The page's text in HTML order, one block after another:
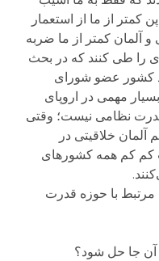
کمتر از ما از استعمار
آلمان کمتر از ما ضربه
را طی کنند که در بحث
کشور عضو شورای
مهمی در اروپای
قدرت نظامی نیست؛ وقتی
آلمان خلاقیتی در
کم کم همه کشورهای
مرتبط با حوزه قدرت
آن جا حل شود؟